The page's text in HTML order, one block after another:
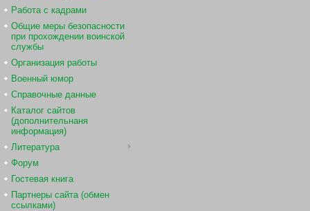
Работа с кадрами
Общие меры безопасности
при прохождении воинской
службы
Организация работы
Военный юмор
Справочные данные
Каталог сайтов
(дополнительнаня
информация)
Литература
Форум
Гостевая книга
Партнеры сайта (обмен
ссылками)